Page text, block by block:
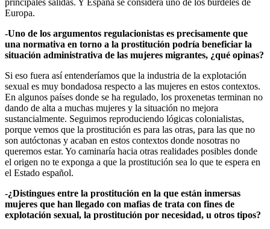
Europa.
-Uno de los argumentos regulacionistas es precisamente que
una normativa en torno a la prostitución podría beneficiar la
situación administrativa de las mujeres migrantes, ¿qué opinas?
Si eso fuera así entenderíamos que la industria de la explotación
sexual es muy bondadosa respecto a las mujeres en estos contextos.
En algunos países donde se ha regulado, los proxenetas terminan no
dando de alta a muchas mujeres y la situación no mejora
sustancialmente. Seguimos reproduciendo lógicas colonialistas,
porque vemos que la prostitución es para las otras, para las que no
son autóctonas y acaban en estos contextos donde nosotras no
queremos estar. Yo caminaría hacia otras realidades posibles donde
el origen no te exponga a que la prostitución sea lo que te espera en
el Estado español.
-¿Distingues entre la prostitución en la que están inmersas
mujeres que han llegado con mafias de trata con fines de
explotación sexual, la prostitución por necesidad, u otros tipos?